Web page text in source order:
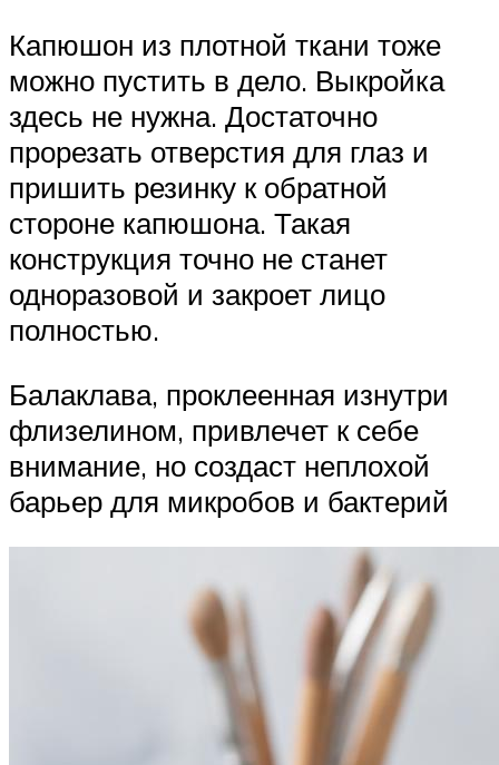
Капюшон из плотной ткани тоже
можно пустить в дело. Выкройка
здесь не нужна. Достаточно
прорезать отверстия для глаз и
пришить резинку к обратной
стороне капюшона. Такая
конструкция точно не станет
одноразовой и закроет лицо
полностью.
Балаклава, проклеенная изнутри
флизелином, привлечет к себе
внимание, но создаст неплохой
барьер для микробов и бактерий